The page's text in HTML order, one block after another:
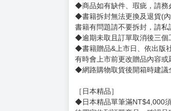
賣場規則
【下標前，請詳閱以下事項，
［一般商品］
◆有任何問題請聯繫客服。
用評價溝通者，日後將不再
◆不同月份商品可一起結帳，
◆預購商品皆無現貨，商品圖
◆商品如有缺件、瑕疵，請務